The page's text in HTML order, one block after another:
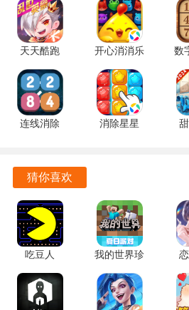
在废弃医院的地下室药柜中，有较
合理利用这一道具，能在关键时刻
电机是逃生者的首要目标，守株待
游戏优势
游戏引入了全新的道具组合，不同
到的效果，为玩家提供更多战术选
游戏提供了录像回放功能，玩家可
程，分析失误，学习技巧，不断提升
游戏特色
天天酷跑
1.0.139.0
手机版
开心消消乐
1.159 手机
版
数
连线消除
消除星星
猜你喜欢
吃豆人
11.4.1 安卓
版
我的世界珍
妮MOD
v1.20.32.03
官方安卓版